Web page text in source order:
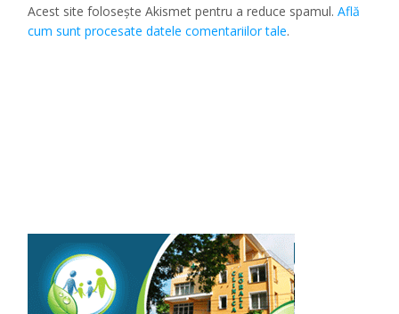
Acest site folosește Akismet pentru a reduce spamul.Află
cum sunt procesate datele comentariilor tale.